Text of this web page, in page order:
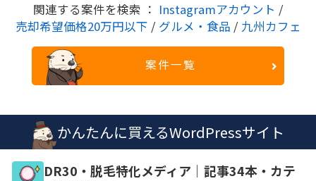
関連する案件を検索 ： Instagramアカウント /
売却希望価格20万円以下 / グルメ・食品 / 九州カフェ
案件一覧
かんたんに買えるWordPressサイト
DR30・脱毛特化メディア｜記事34本・カテ